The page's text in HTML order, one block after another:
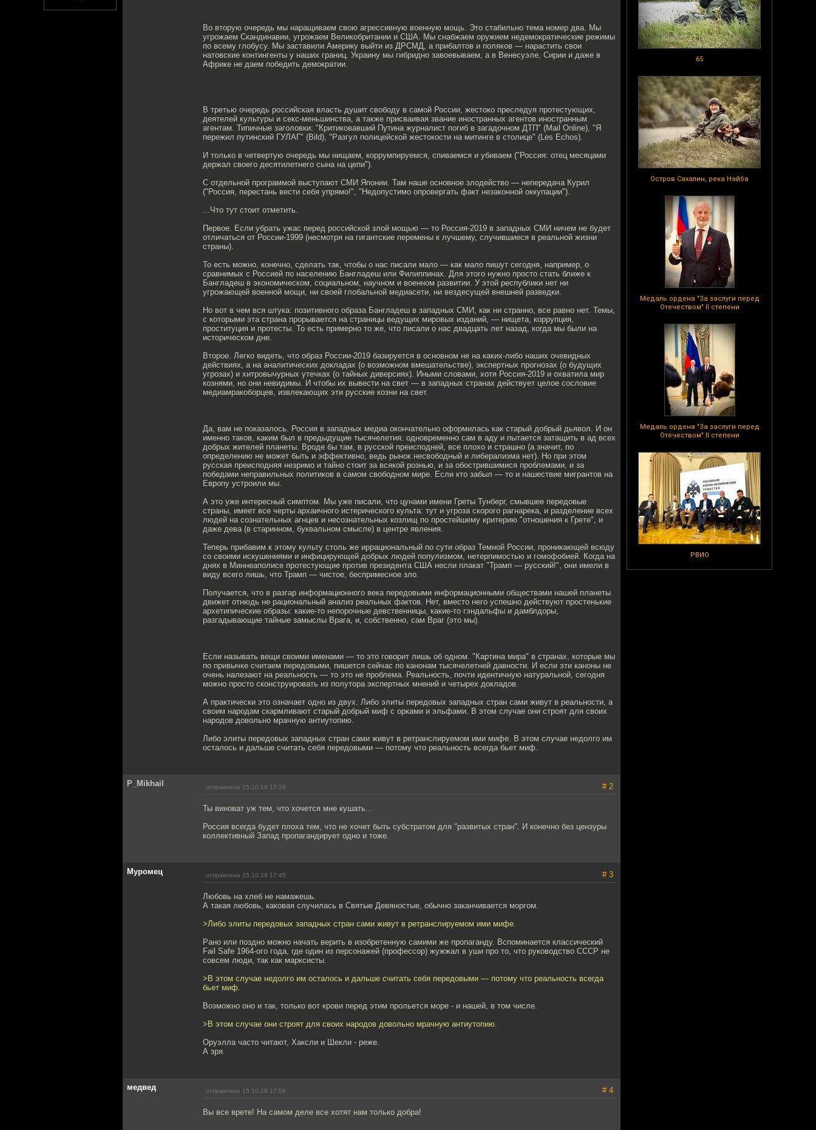
65
Остров Сахалин, река Найба
Медаль ордена "За заслуги перед
Отечеством" II степени
Медаль ордена "За заслуги перед
Отечеством" II степени
РВИО
Во вторую очередь мы наращиваем свою агрессивную военную мощь. Это стабильно тема номер два. Мы
угрожаем Скандинавии, угрожаем Великобритании и США. Мы снабжаем оружием недемократические режимы
по всему глобусу. Мы заставили Америку выйти из ДРСМД, а прибалтов и поляков — нарастить свои
натовские контингенты у наших границ. Украину мы гибридно завоевываем, а в Венесуэле, Сирии и даже в
Африке не даем победить демократии.
В третью очередь российская власть душит свободу в самой России, жестоко преследуя протестующих,
деятелей культуры и секс-меньшинства, а также присваивая звание иностранных агентов иностранным
агентам. Типичные заголовки: "Критиковавший Путина журналист погиб в загадочном ДТП" (Mail Online), "Я
пережил путинский ГУЛАГ" (Bild), "Разгул полицейской жестокости на митинге в столице" (Les Echos).
И только в четвертую очередь мы нищаем, коррумпируемся, спиваемся и убиваем ("Россия: отец месяцами
держал своего десятилетнего сына на цепи").
С отдельной программой выступают СМИ Японии. Там наше основное злодейство — непередача Курил
("Россия, перестань вести себя упрямо!", "Недопустимо опровергать факт незаконной оккупации").
...Что тут стоит отметить.
Первое. Если убрать ужас перед российской злой мощью — то Россия-2019 в западных СМИ ничем не будет
отличаться от России-1999 (несмотря на гигантские перемены к лучшему, случившиеся в реальной жизни
страны).
То есть можно, конечно, сделать так, чтобы о нас писали мало — как мало пишут сегодня, например, о
сравнимых с Россией по населению Бангладеш или Филиппинах. Для этого нужно просто стать ближе к
Бангладеш в экономическом, социальном, научном и военном развитии. У этой республики нет ни
угрожающей военной мощи, ни своей глобальной медиасети, ни вездесущей внешней разведки.
Но вот в чем вся штука: позитивного образа Бангладеш в западных СМИ, как ни странно, все равно нет. Темы,
с которыми эта страна прорывается на страницы ведущих мировых изданий, — нищета, коррупция,
проституция и протесты. То есть примерно то же, что писали о нас двадцать лет назад, когда мы были на
историческом дне.
Второе. Легко видеть, что образ России-2019 базируется в основном не на каких-либо наших очевидных
действиях, а на аналитических докладах (о возможном вмешательстве), экспертных прогнозах (о будущих
угрозах) и хитровычурных утечках (о тайных диверсиях). Иными словами, хотя Россия-2019 и охватила мир
кознями, но они невидимы. И чтобы их вывести на свет — в западных странах действует целое сословие
медиамракоборцев, извлекающих эти русские козни на свет.
Да, вам не показалось. Россия в западных медиа окончательно оформилась как старый добрый дьявол. И он
именно таков, каким был в предыдущие тысячелетия: одновременно сам в аду и пытается затащить в ад всех
добрых жителей планеты. Вроде бы там, в русской преисподней, все плохо и страшно (а значит, по
определению не может быть и эффективно, ведь рынок несвободный и либерализма нет). Но при этом
русская преисподняя незримо и тайно стоит за всякой рознью, и за обострившимися проблемами, и за
победами неправильных политиков в самом свободном мире. Если кто забыл — то и нашествие мигрантов на
Европу устроили мы.
А это уже интересный симптом. Мы уже писали, что цунами имени Греты Тунберг, смывшее передовые
страны, имеет все черты архаичного истерического культа: тут и угроза скорого рагнарека, и разделение всех
людей на сознательных агнцев и несознательных козлищ по простейшему критерию "отношения к Грете", и
даже дева (в старинном, буквальном смысле) в центре явления.
Теперь прибавим к этому культу столь же иррациональный по сути образ Темной России, проникающей всюду
со своими искушениями и инфицирующей добрых людей популизмом, нетерпимостью и гомофобией. Когда на
днях в Миннеаполисе протестующие против президента США несли плакат "Трамп — русский!", они имели в
виду всего лишь, что Трамп — чистое, беспримесное зло.
Получается, что в разгар информационного века передовыми информационными обществами нашей планеты
движет отнюдь не рациональный анализ реальных фактов. Нет, вместо него успешно действуют простенькие
архетипические образы: какие-то непорочные девственницы, какие-то гэндальфы и дамблдоры,
разгадывающие тайные замыслы Врага, и, собственно, сам Враг (это мы).
Если называть вещи своими именами — то это говорит лишь об одном. "Картина мира" в странах, которые мы
по привычке считаем передовыми, пишется сейчас по канонам тысячелетней давности. И если эти каноны не
очень налезают на реальность — то это не проблема. Реальность, почти идентичную натуральной, сегодня
можно просто сконструировать из полутора экспертных мнений и четырех докладов.
А практически это означает одно из двух. Либо элиты передовых западных стран сами живут в реальности, а
своим народам скармливают старый добрый миф с орками и эльфами. В этом случае они строят для своих
народов довольно мрачную антиутопию.
Либо элиты передовых западных стран сами живут в ретранслируемом ими мифе. В этом случае недолго им
осталось и дальше считать себя передовыми — потому что реальность всегда бьет миф.
P_Mikhail отправлено 15.10.19 17:26 # 2
Ты виноват уж тем, что хочется мне кушать...
Россия всегда будет плоха тем, что не хочет быть субстратом для "развитых стран". И конечно без цензуры
коллективный Запад пропагандирует одно и тоже.
Муромец отправлено 15.10.19 17:45 # 3
Любовь на хлеб не намажешь.
А такая любовь, каковая случилась в Святые Девяностые, обычно заканчивается моргом.
>Либо элиты передовых западных стран сами живут в ретранслируемом ими мифе.
Рано или поздно можно начать верить в изобретенную самими же пропаганду. Вспоминается классический
Fail Safe 1964-ого года, где один из персонажей (профессор) жужжал в уши про то, что руководство СССР не
совсем люди, так как марксисты.
>В этом случае недолго им осталось и дальше считать себя передовыми — потому что реальность всегда
бьет миф.
Возможно оно и так, только вот крови перед этим прольется море - и нашей, в том числе.
>В этом случае они строят для своих народов довольно мрачную антиутопию.
Оруэлла часто читают, Хаксли и Шекли - реже.
А зря.
медвед отправлено 15.10.19 17:56 # 4
Вы все врете! На самом деле все хотят нам только добра!